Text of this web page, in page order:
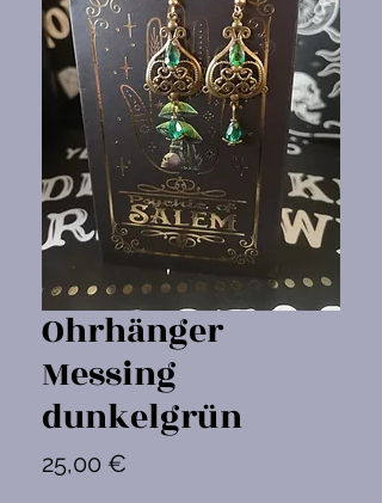
Ohrhänger
Messing
dunkelgrün
25,00 €